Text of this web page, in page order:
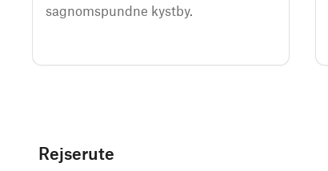
sagnomspundne kystby.
Rejserute